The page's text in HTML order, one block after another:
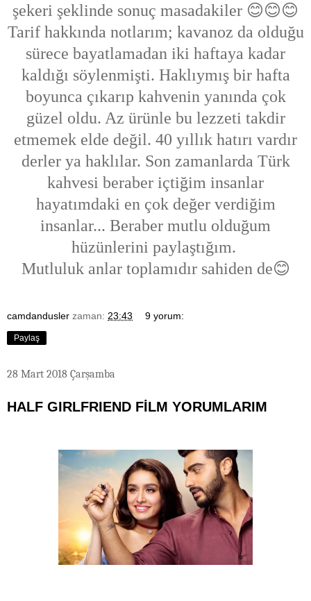
şekeri şeklinde sonuç masadakiler 😊😊😊
Tarif hakkında notlarım; kavanoz da olduğu
sürece bayatlamadan iki haftaya kadar
kaldığı söylenmişti. Haklıymış bir hafta
boyunca çıkarıp kahvenin yanında çok
güzel oldu. Az ürünle bu lezzeti takdir
etmemek elde değil. 40 yıllık hatırı vardır
derler ya haklılar. Son zamanlarda Türk
kahvesi beraber içtiğim insanlar
hayatımdaki en çok değer verdiğim
insanlar... Beraber mutlu olduğum
hüzünlerini paylaştığım.
Mutluluk anlar toplamıdır sahiden de😊
camdandusler zaman: 23:43 9 yorum:
Paylaş
28 Mart 2018 Çarşamba
HALF GIRLFRIEND FİLM YORUMLARIM